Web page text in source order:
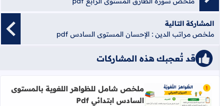
المشاركة التالية
ملخص مراتب الدين : الإحسان المستوى السادس pdf
قد تُعجبك هذه المشاركات
ملخص شامل للظواهر اللغوية بالمستوى
السادس ابتدائي Pdf